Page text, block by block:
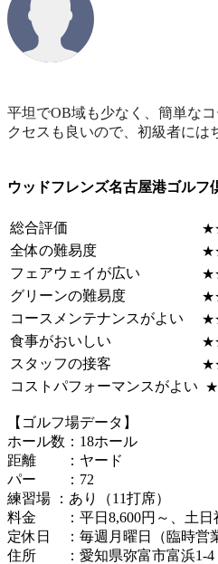
平坦でOB域も少なく、簡単な
クセスも良いので、初級者には
ウッドフレンズ名古屋港ゴルフ
総合評価
全体の難易度
フェアウェイが広い
グリーンの難易度
コースメンテナンスがよい
食事がおいしい
スタッフの接客
コストパフォーマンスがよい
【ゴルフ場データ】
ホール数：18ホール
距離 ：ヤード
パー ：72
練習場 ：あり（11打席）
料金 ：平日8,600円～、土日
定休日 ：毎週月曜日（臨時営
住所 ：愛知県弥富市富浜1-4